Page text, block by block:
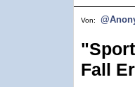
Von:
Fall